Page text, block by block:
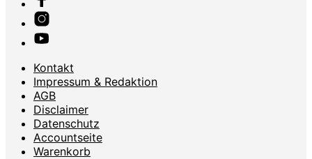
Kontakt
Impressum & Redaktion
AGB
Disclaimer
Datenschutz
Accountseite
Warenkorb